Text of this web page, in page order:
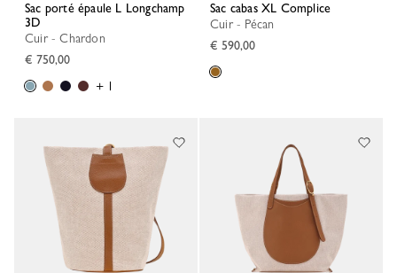
Sac porté épaule L Longchamp
3D
Cuir - Chardon
€ 750,00
+ 1
Sac cabas XL Complice
Cuir - Pécan
€ 590,00